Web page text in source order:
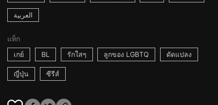
العربية
แท็ก
เกย์
BL รักใสๆ ลูกของ LGBTQ ดัดแปลง
ญี่ปุ่น ซีรีส์